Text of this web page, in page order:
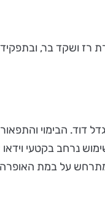
רז ושקד בר,
הבימוי
נרחב בקטעי
המתרחש על במת